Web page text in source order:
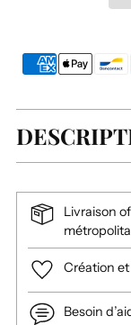
Livraison
Création
Besoin